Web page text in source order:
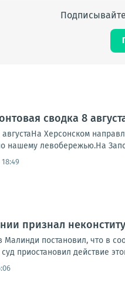
сводка 8
Херсонском
нашему левобережью.На
признал
постановил, что в
приостановил действие